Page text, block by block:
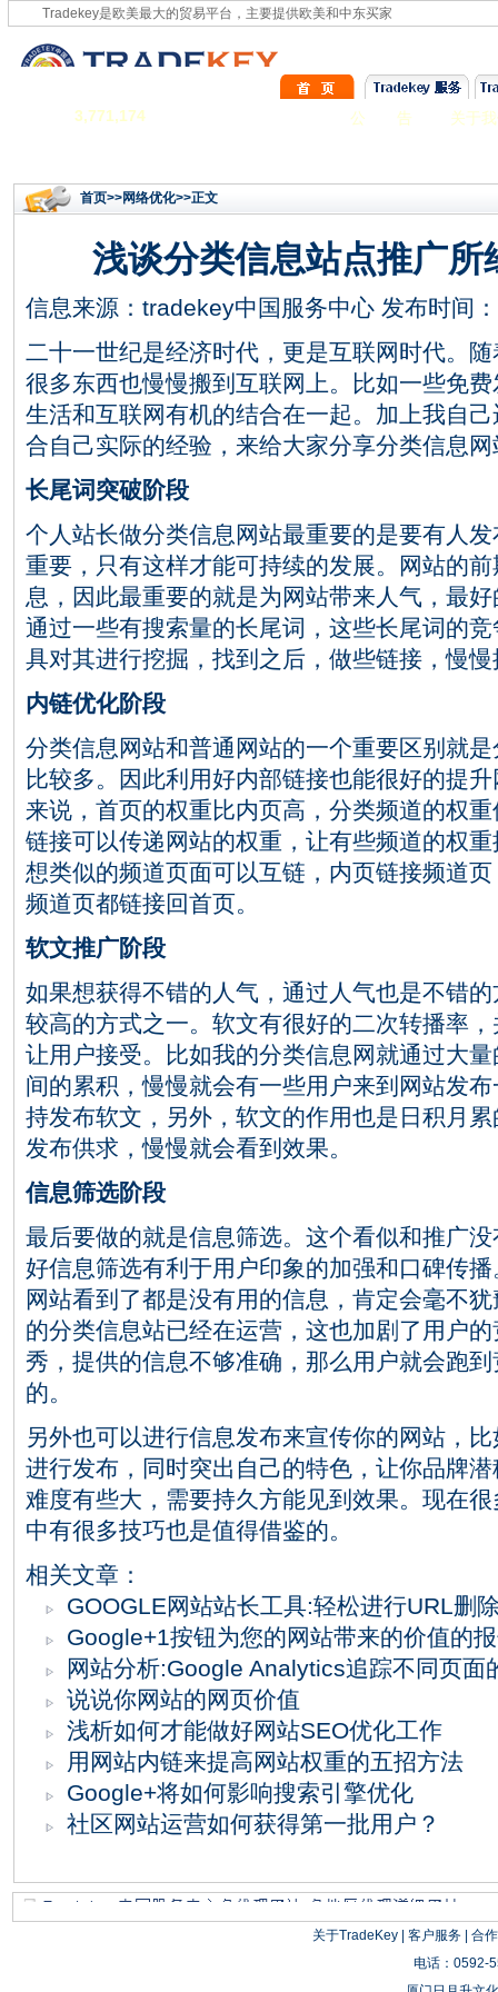
Tradekey是欧美最大的贸易平台，主要提供欧美和中东买家
3,771,174 公 告 关于
首页>>网络优化>>正文
浅谈分类信息站点推广所
信息来源： tradekey中国服务中心 发布时间
二十一世纪是经济时代，更是互联网时代。
很多东西也慢慢搬到互联网上。比如一些免
生活和互联网有机的结合在一起。加上我自
合自己实际的经验，来给大家分享分类信息
长尾词突破阶段
个人站长做分类信息网站最重要的是要有人
重要，只有这样才能可持续的发展。网站的
息，因此最重要的就是为网站带来人气，最
通过一些有搜索量的长尾词，这些长尾词的
具对其进行挖掘，找到之后，做些链接，慢慢
内链优化阶段
分类信息网站和普通网站的一个重要区别就
比较多。因此利用好内部链接也能很好的提
来说，首页的权重比内页高，分类频道的权
链接可以传递网站的权重，让有些频道的权
想类似的频道页面可以互链，内页链接频道
频道页都链接回首页。
软文推广阶段
如果想获得不错的人气，通过人气也是不错
较高的方式之一。软文有很好的二次转播率
让用户接受。比如我的分类信息网就通过大
间的累积，慢慢就会有一些用户来到网站发
持发布软文，另外，软文的作用也是日积月
发布供求，慢慢就会看到效果。
信息筛选阶段
最后要做的就是信息筛选。这个看似和推广
好信息筛选有利于用户印象的加强和口碑传
网站看到了都是没有用的信息，肯定会毫不
的分类信息站已经在运营，这也加剧了用户
秀，提供的信息不够准确，那么用户就会跑
的。
另外也可以进行信息发布来宣传你的网站，
进行发布，同时突出自己的特色，让你品牌
难度有些大，需要持久方能见到效果。现在
中有很多技巧也是值得借鉴的。
相关文章：
GOOGLE网站站长工具:轻松进行URL删
Google+1按钮为您的网站带来的价值的
网站分析:Google Analytics追踪不同页面
说说你网站的网页价值
浅析如何才能做好网站SEO优化工作
用网站内链来提高网站权重的五招方法
Google+将如何影响搜索引擎优化
社区网站运营如何获得第一批用户？
关于TradeKey| 客户服务| 合
电话：0592-